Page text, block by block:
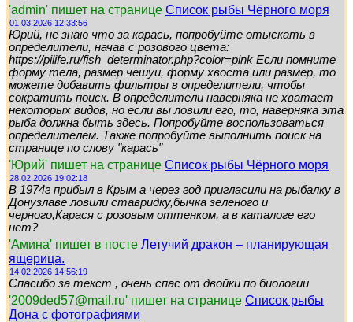
'admin' пишет на странице Список рыбы Чёрного моря
01.03.2026 12:33:56
Юрий, не знаю что за карась, попробуйте отыскать в
определители, начав с розового цвета:
https://pilife.ru/fish_determinator.php?color=pink Если помните
форму тела, размер чешуи, форму хвоста или размер, то
можете добавить фильтры в определители, чтобы
сократить поиск. В определители наверняка не хватает
некоторых видов, но если вы ловили его, то, наверняка эта
рыба должна быть здесь. Попробуйте воспользоваться
определителем. Также попробуйте выполнить поиск на
странице по слову "карась"
'Юрий' пишет на странице Список рыбы Чёрного моря
28.02.2026 19:02:18
В 1974г прибыл в Крым а через год пригласили на рыбалку в
Донузлаве ловили ставридку,бычка зеленого и
черного,Карася с розовым оттенком, а в каталоге его
нет?
'Амина' пишет в посте Летучий дракон – планирующая
ящерица.
14.02.2026 14:56:19
Спасибо за текст , очень спас от двойки по биологии
'2009ded57@mail.ru' пишет на странице Список рыбы
Дона с фотографиями